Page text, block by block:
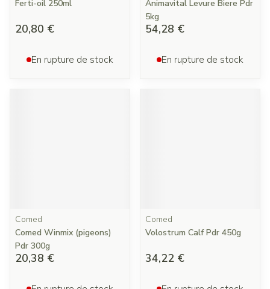
Ferti-oil 250ml
20,80 €
En rupture de stock
Animavital Levure Biere Pdr
5kg
54,28 €
En rupture de stock
Comed
Comed Winmix (pigeons)
Pdr 300g
20,38 €
Comed
Volostrum Calf Pdr 450g
34,22 €